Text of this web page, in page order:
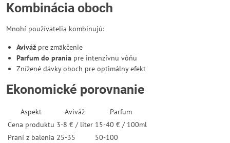
Kombinácia oboch
Mnohí používatelia kombinujú:
Aviváž pre zmäkčenie
Parfum do prania pre intenzívnu vôňu
Znížené dávky oboch pre optimálny efekt
Ekonomické porovnanie
Aspekt Aviváž
Parfum
Cena produktu 3-8 € / liter 15-40 € / 100ml
Praní z balenia 25-35
50-100